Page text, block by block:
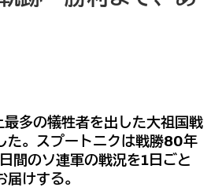
多の犠牲者を出した大祖国戦
た。スプートニクは戦勝80年
間のソ連軍の戦況を1日ごと
けする。